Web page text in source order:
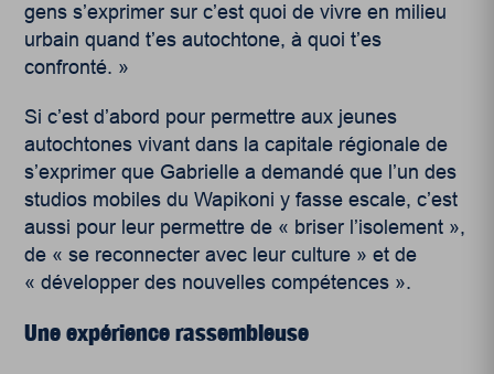
gens s’exprimer sur c’est quoi de vivre en milieu
urbain quand t’es autochtone, à quoi t’es
confronté. »
Si c’est d’abord pour permettre aux jeunes
autochtones vivant dans la capitale régionale de
s’exprimer que Gabrielle a demandé que l’un des
studios mobiles du Wapikoni y fasse escale, c’est
aussi pour leur permettre de « briser l’isolement »,
de « se reconnecter avec leur culture » et de
« développer des nouvelles compétences ».
Une expérience rassembleuse